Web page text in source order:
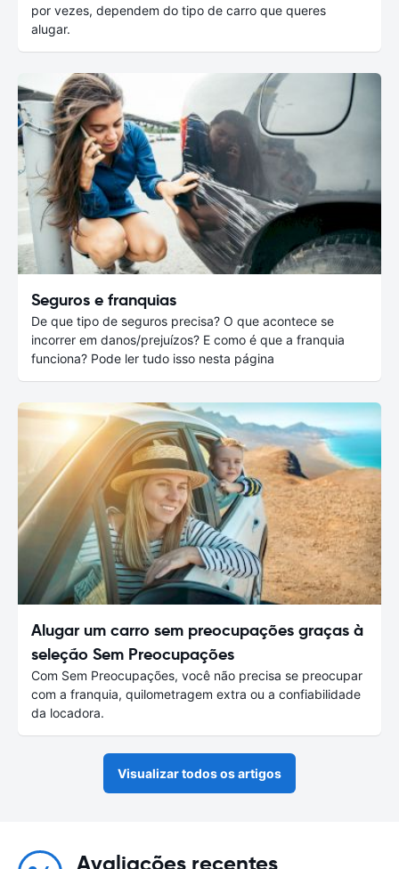
por vezes, dependem do tipo de carro que queres
alugar.
Seguros e franquias
De que tipo de seguros precisa? O que acontece se
incorrer em danos/prejuízos? E como é que a franquia
funciona? Pode ler tudo isso nesta página
Alugar um carro sem preocupações graças à
seleção Sem Preocupações
Com Sem Preocupações, você não precisa se preocupar
com a franquia, quilometragem extra ou a confiabilidade
da locadora.
Visualizar todos os artigos
Avaliações recentes